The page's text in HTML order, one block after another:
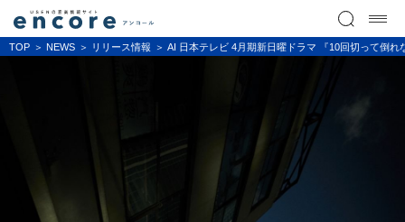
TOP NEWS リリース情報 AI 日本テレビ 4月期新日曜ドラマ 『10回切って倒